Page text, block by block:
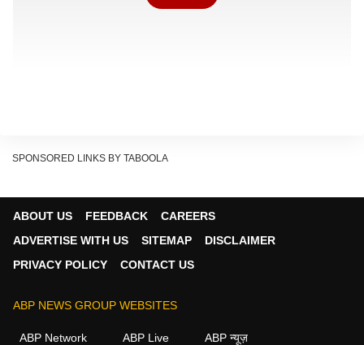
SPONSORED LINKS BY TABOOLA
ABOUT US FEEDBACK
CAREERS
ADVERTISE WITH US
SITEMAP
DISCLAIMER
PRIVACY POLICY
CONTACT US
ABP NEWS GROUP WEBSITES
ABP Network ABP Live ABP न्यूज़